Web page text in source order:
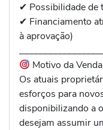
✔ Possibilidade de
✔ Financiamento
à aprovação)
Motivo da Venda
Os atuais
esforços para
disponibilizando a
desejam assumir